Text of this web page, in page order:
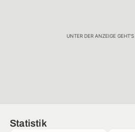
UNTER DER ANZEIGE GEHT'S
Statistik